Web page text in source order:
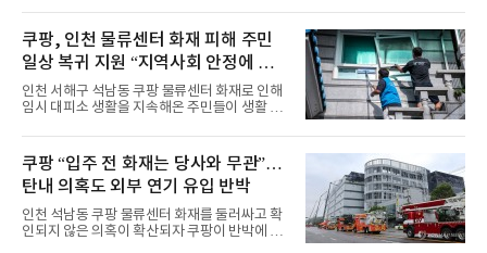
유료 회원 고객을 대상으로 5% 추가 할인 또는
바우처 1매 추가
이야기를 담은 인형 극장 콘셉트의 공간 ‘앰버드
시어터(Ambird Theater)’를 새롭게 선보인
다”고 밝혔다.앰배서더 서울 풀만 호텔은 로비
한편에 마련된 앰버드 존을 통해 앰버드의 세계
관을 소개해왔다. 앰버드 존은 앰버드가 우주여
행 중 수집한 다양한 굿즈를 전시한 '앰버드 플래
닛(Ambird Planet)과 계절별 플라워 연출로 사
라 극장을 모티브로 한 데코레이션으로 구성됐
다. 무대 공간 및 티켓 박스
쿠팡, 인천 물류센터 화재 피해 주민
일상 복귀 지원 “지역사회 안정에 총
력”
인천 서해구 석남동 쿠팡 물류센터 화재로 인해
임시 대피소 생활을 지속해온 주민들이 생활 터
필먼트서비스(CFS)가 지난 28일부터 화재 피해
주민을 대상으로 전문 출장 청소서비스 지원에
나섬으로써 본격적인 지역사회 복구 작업이 시
작된 것이다.대피소 주민 중심 청소 접수, 첫날
부터 2가구 지원 완료CFS는 신현초등학교, 신
현북초등학교, 신현여자중학교 등 인천 서해구
관내 임시 대피소 3곳에서 체류해온 화재 피해
쿠팡 “입주 전 화재는 당사와 무관”…
탄내 의혹도 외부 연기 유입 반박
인천 석남동 쿠팡 물류센터 화재를 둘러싸고 확
인되지 않은 의혹이 확산되자 쿠팡이 반박에 나